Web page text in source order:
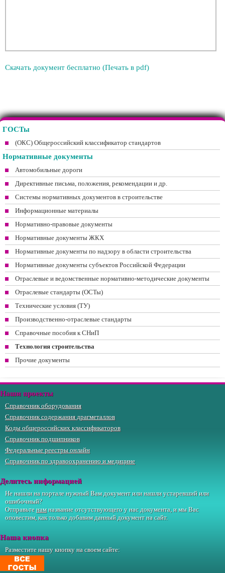
Скачать документ бесплатно (Печать в pdf)
ГОСТы
(ОКС) Общероссийский классификатор стандартов
Нормативные документы
Автомобильные дороги
Директивные письма, положения, рекомендации и др.
Системы нормативных документов в строительстве
Информационные материалы
Нормативно-правовые документы
Нормативные документы ЖКХ
Нормативные документы по надзору в области строительства
Нормативные документы субъектов Российской Федерации
Отраслевые и ведомственные нормативно-методические документы
Отраслевые стандарты (ОСТы)
Технические условия (ТУ)
Производственно-отраслевые стандарты
Справочные пособия к СНиП
Технология строительства
Прочие документы
Наши проекты
Справочник оборудования
Справочник содержания драгметаллов
Коды общероссийских классификаторов
Справочник подшипников
Федеральные реестры онлайн
Справочник по здравоохранению и медицине
Делитесь информацией
Не нашли на портале нужный Вам документ или нашли устаревший или
ошибочный?
Отправьтенамназвание отсутствующего у нас документа, и мы Вас
оповестим, как только добавим данный документ на сайт.
Наша кнопка
Разместите нашу кнопку на своем сайте: